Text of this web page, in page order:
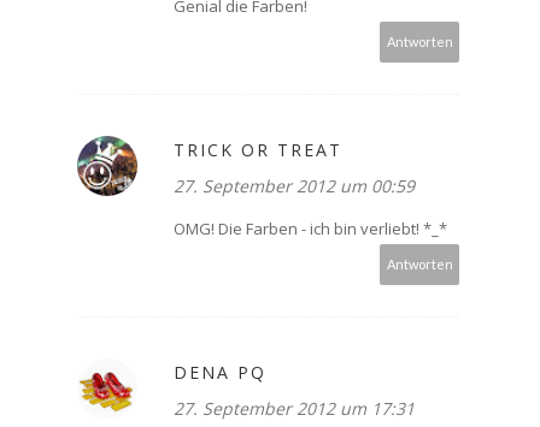
Genial die Farben!
Antworten
TRICK OR TREAT
27. September 2012 um 00:59
OMG! Die Farben - ich bin verliebt! *_*
Antworten
DENA PQ
27. September 2012 um 17:31